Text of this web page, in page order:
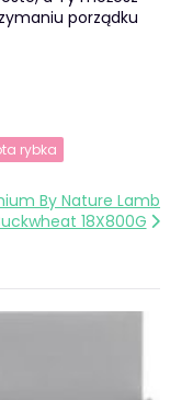
porządku
rybka
By Nature Lamb
18X800G